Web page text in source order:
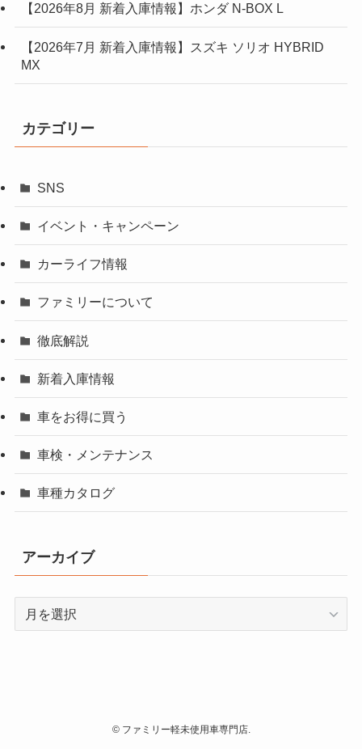
【2026年8月 新着入庫情報】ホンダ N-BOX L
【2026年7月 新着入庫情報】スズキ ソリオ HYBRID
MX
カテゴリー
SNS
イベント・キャンペーン
カーライフ情報
ファミリーについて
徹底解説
新着入庫情報
車をお得に買う
車検・メンテナンス
車種カタログ
アーカイブ
©ファミリー軽未使用車専門店.